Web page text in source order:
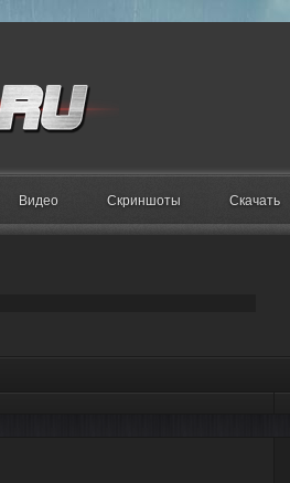
Видео Скриншоты Скачать